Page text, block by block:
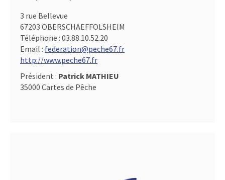
3 rue Bellevue
67203 OBERSCHAEFFOLSHEIM
Téléphone : 03.88.10.52.20
Email : federation@peche67.fr
http://www.peche67.fr
Président : Patrick MATHIEU
35000 Cartes de Pêche